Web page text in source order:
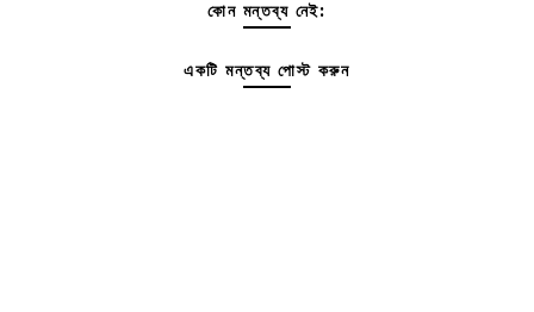
কোন মন্তব্য নেই:
একটি মন্তব্য পোস্ট করুন